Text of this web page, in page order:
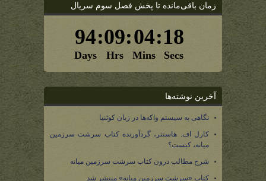
زمان باقی‌مانده تا پخش فصل سوم سریال
آخرین نوشته‌ها
نگاهی به سیستم واکه‌ها در زبان کوئنیا
کارل اف. هاستتر، گردآورنده کتاب سرشت سرزمین
میانه، کیست؟
شرح مطالب درون کتاب سرشت سرزمین میانه
کتاب «سرشت سرزمین میانه» منتشر شد